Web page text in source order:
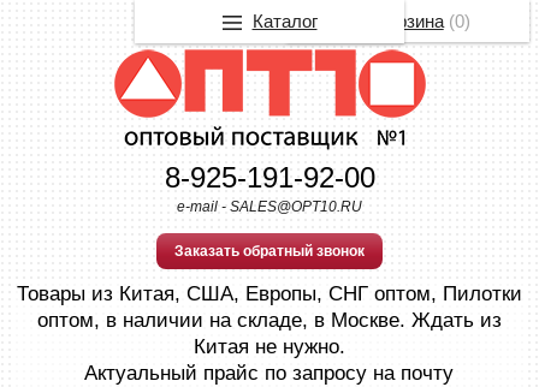
8-925-191-92-00
e-mail - SALES@OPT10.RU
Заказать обратный звонок
Товары из Китая, США, Европы, СНГ оптом, Пилотки
оптом, в наличии на складе, в Москве. Ждать из
Китая не нужно.
Актуальный прайс по запросу на почту
Корзина(0)
Каталог